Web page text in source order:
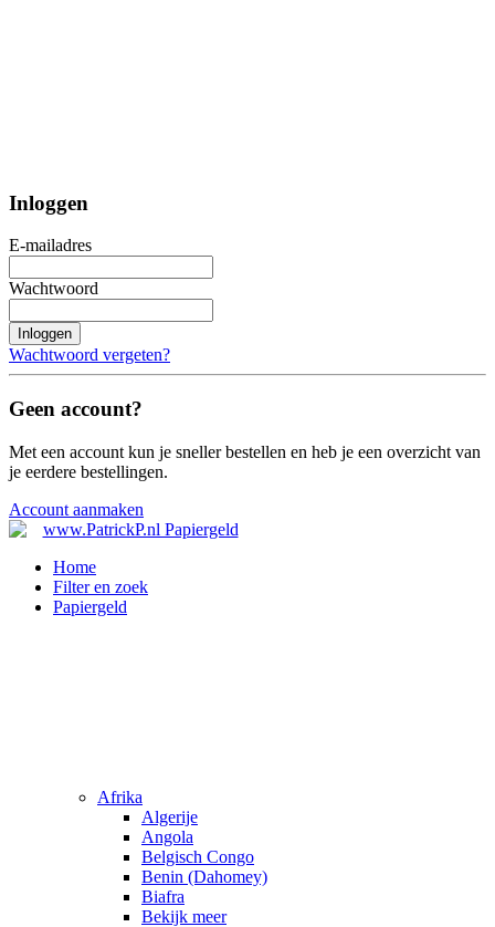
Inloggen
E-mailadres
Wachtwoord
Inloggen
Wachtwoord vergeten?
Geen account?
Met een account kun je sneller bestellen en heb je een overzicht van
je eerdere bestellingen.
Account aanmaken
Home
Filter en zoek
Papiergeld
Afrika
Algerije
Angola
Belgisch Congo
Benin (Dahomey)
Biafra
Bekijk meer